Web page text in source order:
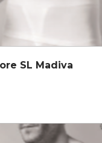
SL Madiva